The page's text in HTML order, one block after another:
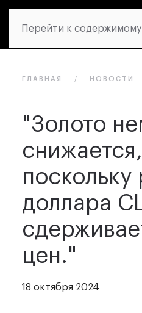
Перейти к содержимому
ГЛАВНАЯ НОВОСТИ
"Золото
снижается,
поскольку
доллара
цен."
18 октября 2024